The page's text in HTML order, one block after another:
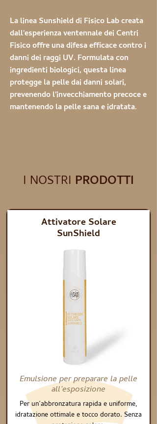
La linea Sunshield di Fisico Lab creata
dall'esperienza ventennale dei Centri
Fisico offre una difesa efficace contro i
danni dei raggi UV. Formulata con
ingredienti biologici, questa linea
protegge la pelle dai danni solari,
prevenendo l'invecchiamento precoce e
mantenendo la pelle sana e idratata.
I NOSTRI PRODOTTI
Attivatore Solare
SunShield
Emulsione per preparare la pelle
all’esposizione
Per un’abbronzatura rapida e uniforme,
idratazione ottimale e tocco dorato. Senza